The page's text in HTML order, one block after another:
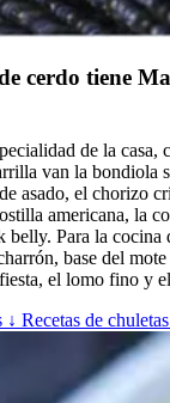
cerdo tiene
de la casa,
van la bondiola
asado, el chorizo
americana, la
belly. Para la cocina
base del
el lomo fino y
↓ Recetas de